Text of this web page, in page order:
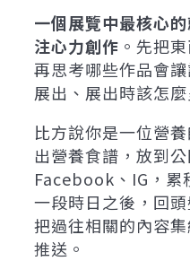
一個展覽中最核心
注心力創作 。先把
再思考哪些作品會
展出、展出時該怎麼
比方說你是一位營
出營養食譜，放到
Facebook、IG，累
一段時日之後，回
把過往相關的內容
推送。